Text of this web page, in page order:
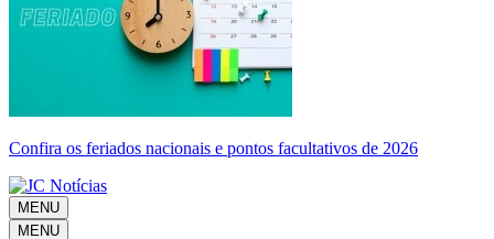
Confira os feriados nacionais e pontos facultativos de 2026
MENU
MENU